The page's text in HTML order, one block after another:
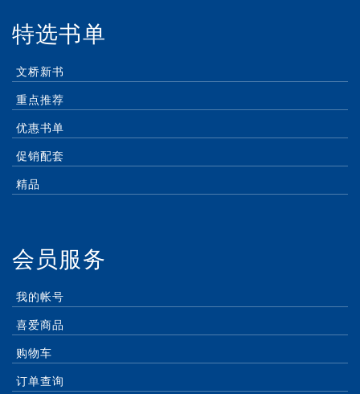
特选书单
文桥新书
重点推荐
优惠书单
促销配套
精品
会员服务
我的帐号
喜爱商品
购物车
订单查询